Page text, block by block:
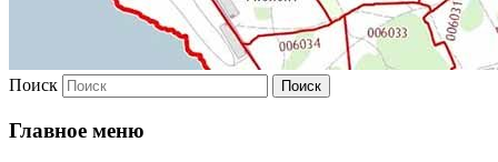
Поиск
Главное меню